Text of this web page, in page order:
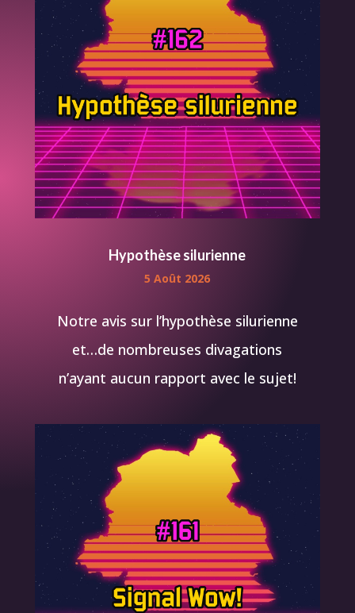
Hypothèse silurienne
5 Août 2026
Notre avis sur l’hypothèse silurienne
et…de nombreuses divagations
n’ayant aucun rapport avec le sujet!